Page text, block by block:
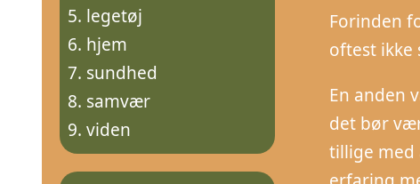
Forinden
oftest
En anden
det bør
tillige med
legetøj
hjem
sundhed
samvær
viden